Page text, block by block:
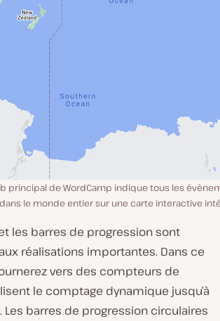
principal de WordCamp indique tous les
le monde entier sur une carte interactive
les barres de progression sont
réalisations importantes. Dans ce
vers des compteurs de
le comptage dynamique jusqu’à
Les barres de progression circulaires